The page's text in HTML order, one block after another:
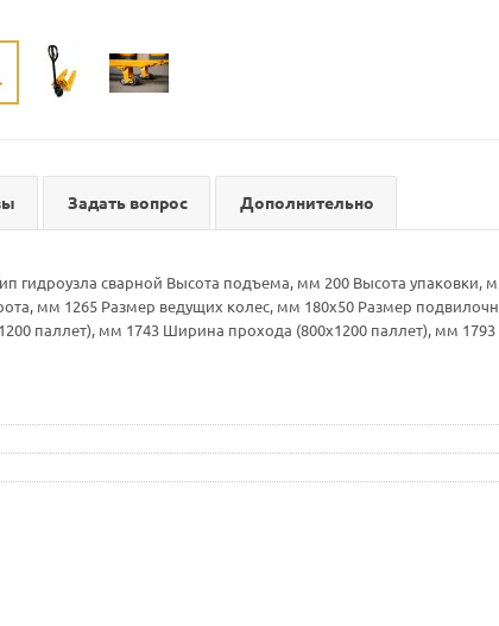
Задать вопрос Дополнительно
гидроузла сварной Высота подъема, мм 200 Высота
мм 1265 Размер ведущих колес, мм 180х50 Размер
паллет), мм 1743 Ширина прохода (800х1200 паллет), мм